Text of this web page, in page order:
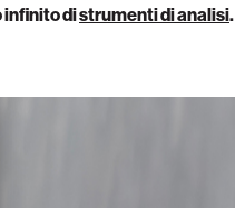
infinito distrumenti di analisi.